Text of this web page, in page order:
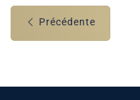
Précédente